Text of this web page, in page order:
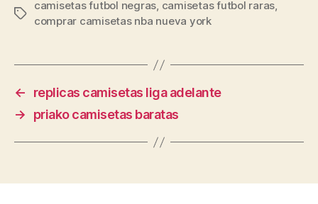
Etiquetas
camisetas futbol negras, camisetas futbol raras,
comprar camisetas nba nueva york
←
replicas camisetas liga adelante
→
priako camisetas baratas